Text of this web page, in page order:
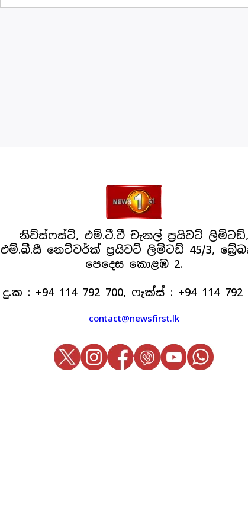
නිව්ස්ෆස්ට්, එම්.ටී.වී චැනල් ප්‍රයිවට් ලිමිටඩ්,
එම්.බී.සී නෙට්වර්ක් ප්‍රයිවට් ලිමිටඩ් 45/3,
පෙදෙස කොළඹ 2.
දු.ක : +94 114 792 700, ෆැක්ස් : +94 114 792
contact@newsfirst.lk